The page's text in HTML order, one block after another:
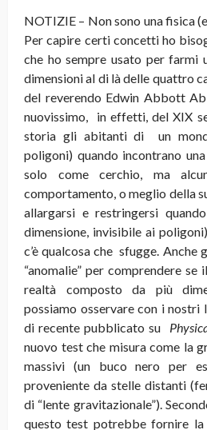
NOTIZIE – Non sono una fisica
Per capire certi concetti ho
che ho sempre usato per farmi
dimensioni al di là delle quattro
del reverendo Edwin Abbott
nuovissimo, in effetti, del XIX
storia gli abitanti di un
poligoni) quando incontrano
solo come cerchio, ma
comportamento, o meglio della
allargarsi e restringersi
dimensione, invisibile ai
c’è qualcosa che sfugge. Anche
“anomalie” per comprendere
realtà composto da più
possiamo osservare con i nostri
di recente pubblicato su
nuovo test che misura come la
massivi (un buco nero per
proveniente da stelle distanti
di “lente gravitazionale”).
questo test potrebbe fornire la